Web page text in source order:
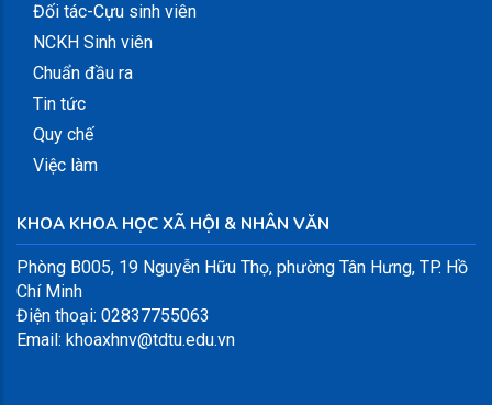
Đối tác-Cựu sinh viên
NCKH Sinh viên
Chuẩn đầu ra
Tin tức
Quy chế
Việc làm
KHOA KHOA HỌC XÃ HỘI & NHÂN VĂN
Phòng B005, 19 Nguyễn Hữu Thọ, phường Tân Hưng, TP. Hồ
Chí Minh
Điện thoại: 02837755063
Email: khoaxhnv@tdtu.edu.vn